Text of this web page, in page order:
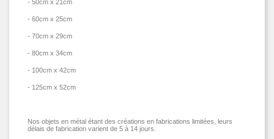
- 50cm x 21cm
- 60cm x 25cm
- 70cm x 29cm
- 80cm x 34cm
- 100cm x 42cm
- 125cm x 52cm
Nos objets en métal étant des créations en fabrications limitées, leurs
délais de fabrication varient de 5 à 14 jours.